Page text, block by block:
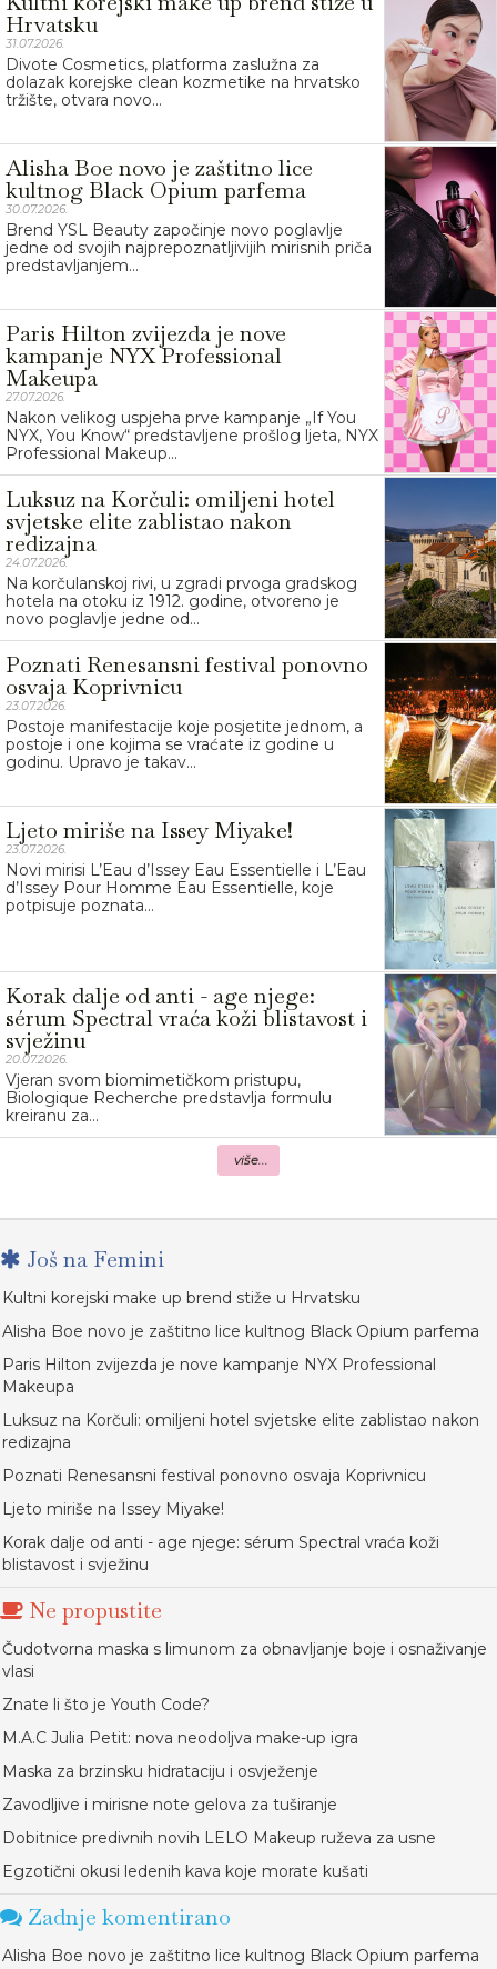
Hrvatsku
31.07.2026.
Divote Cosmetics, platforma zaslužna za
dolazak korejske clean kozmetike na hrvatsko
tržište, otvara novo...
Alisha Boe novo je zaštitno lice
kultnog Black Opium parfema
30.07.2026.
Brend YSL Beauty započinje novo poglavlje
jedne od svojih najprepoznatljivijih mirisnih priča
predstavljanjem...
Paris Hilton zvijezda je nove
kampanje NYX Professional
Makeupa
27.07.2026.
Nakon velikog uspjeha prve kampanje „If You
NYX, You Know“ predstavljene prošlog ljeta, NYX
Professional Makeup...
Luksuz na Korčuli: omiljeni hotel
svjetske elite zablistao nakon
redizajna
24.07.2026.
Na korčulanskoj rivi, u zgradi prvoga gradskog
hotela na otoku iz 1912. godine, otvoreno je
novo poglavlje jedne od...
Poznati Renesansni festival ponovno
osvaja Koprivnicu
23.07.2026.
Postoje manifestacije koje posjetite jednom, a
postoje i one kojima se vraćate iz godine u
godinu. Upravo je takav...
Ljeto miriše na Issey Miyake!
23.07.2026.
Novi mirisi L’Eau d’Issey Eau Essentielle i L’Eau
d’Issey Pour Homme Eau Essentielle, koje
potpisuje poznata...
Korak dalje od anti - age njege:
sérum Spectral vraća koži blistavost i
svježinu
20.07.2026.
Vjeran svom biomimetičkom pristupu,
Biologique Recherche predstavlja formulu
kreiranu za...
više...
Još na Femini
Kultni korejski make up brend stiže u Hrvatsku
Alisha Boe novo je zaštitno lice kultnog Black Opium parfema
Paris Hilton zvijezda je nove kampanje NYX Professional
Makeupa
Luksuz na Korčuli: omiljeni hotel svjetske elite zablistao nakon
redizajna
Poznati Renesansni festival ponovno osvaja Koprivnicu
Ljeto miriše na Issey Miyake!
Korak dalje od anti - age njege: sérum Spectral vraća koži
blistavost i svježinu
Ne propustite
Čudotvorna maska s limunom za obnavljanje boje i osnaživanje
vlasi
Znate li što je Youth Code?
M.A.C Julia Petit: nova neodoljva make-up igra
Maska za brzinsku hidrataciju i osvježenje
Zavodljive i mirisne note gelova za tuširanje
Dobitnice predivnih novih LELO Makeup ruževa za usne
Egzotični okusi ledenih kava koje morate kušati
Zadnje komentirano
Alisha Boe novo je zaštitno lice kultnog Black Opium parfema